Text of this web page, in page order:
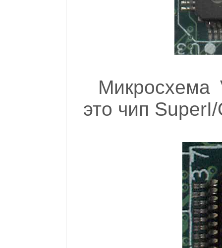
Микросхема
это чип SuperI/